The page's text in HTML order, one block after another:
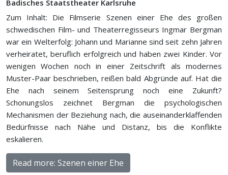
Badisches Staatstheater Karlsruhe
Zum Inhalt: Die Filmserie Szenen einer Ehe des großen
schwedischen Film- und Theaterregisseurs Ingmar Bergman
war ein Welterfolg: Johann und Marianne sind seit zehn Jahren
verheiratet, beruflich erfolgreich und haben zwei Kinder. Vor
wenigen Wochen noch in einer Zeitschrift als modernes
Muster-Paar beschrieben, reißen bald Abgründe auf. Hat die
Ehe nach seinem Seitensprung noch eine Zukunft?
Schonungslos zeichnet Bergman die psychologischen
Mechanismen der Beziehung nach, die auseinanderklaffenden
Bedürfnisse nach Nähe und Distanz, bis die Konflikte
eskalieren.
Read more: Szenen einer Ehe